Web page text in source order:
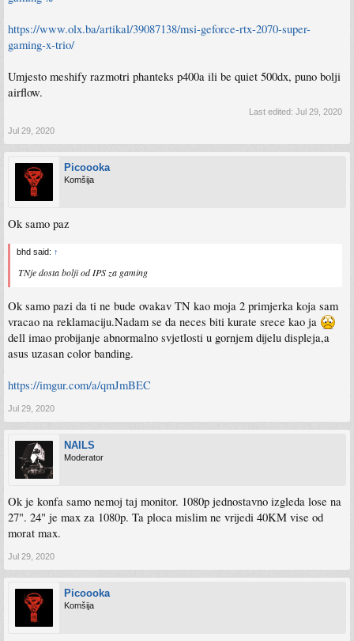
https://www.olx.ba/artikal/39087138/msi-geforce-rtx-2070-super-
gaming-x-trio/
Umjesto meshify razmotri phanteks p400a ili be quiet 500dx, puno bolji
airflow.
Last edited: Jul 29, 2020
Jul 29, 2020
Picoooka
Komšija
Ok samo paz
bhd said: ↑
TNje dosta bolji od IPS za gaming
Ok samo pazi da ti ne bude ovakav TN kao moja 2 primjerka koja sam
vracao na reklamaciju.Nadam se da neces biti kurate srece kao ja
dell imao probijanje abnormalno svjetlosti u gornjem dijelu displeja,a
asus uzasan color banding.
https://imgur.com/a/qmJmBEC
Jul 29, 2020
NAILS
Moderator
Ok je konfa samo nemoj taj monitor. 1080p jednostavno izgleda lose na
27". 24" je max za 1080p. Ta ploca mislim ne vrijedi 40KM vise od
morat max.
Jul 29, 2020
Picoooka
Komšija